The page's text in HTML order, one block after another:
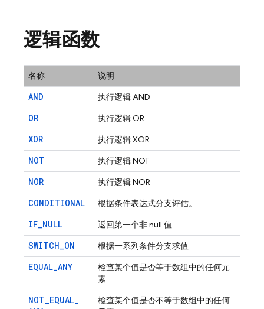
逻辑函数
名称 说明
AND 执行逻辑 AND
OR 执行逻辑 OR
XOR 执行逻辑 XOR
NOT 执行逻辑 NOT
NOR 执行逻辑 NOR
CONDITIONAL 根据条件表达式分支评估。
IF_NULL 返回第一个非 null 值
SWITCH_ON 根据一系列条件分支求值
EQUAL_ANY
检查某个值是否等于数组中的任何元
素
NOT_EQUAL_
检查某个值是否不等于数组中的任何